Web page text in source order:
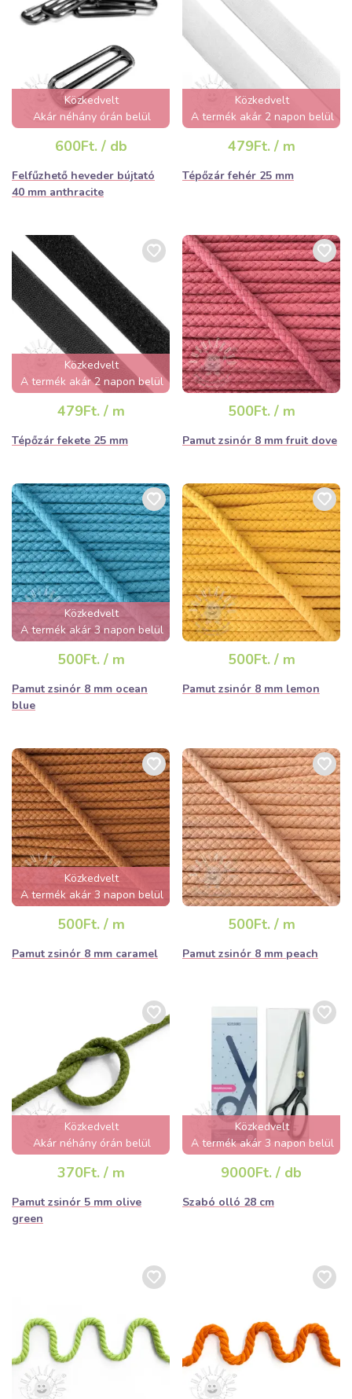
Közkedvelt
Akár néhány órán belül
600Ft. / db
Felfűzhető heveder bújtató
40 mm anthracite
Közkedvelt
A termék akár 2 napon belül
479Ft. / m
Tépőzár fehér 25 mm
Közkedvelt
A termék akár 2 napon belül
479Ft. / m
Tépőzár fekete 25 mm
500Ft. / m
Pamut zsinór 8 mm fruit dove
Közkedvelt
A termék akár 3 napon belül
500Ft. / m
Pamut zsinór 8 mm ocean
blue
500Ft. / m
Pamut zsinór 8 mm lemon
Közkedvelt
A termék akár 3 napon belül
500Ft. / m
Pamut zsinór 8 mm caramel
500Ft. / m
Pamut zsinór 8 mm peach
Közkedvelt
Akár néhány órán belül
370Ft. / m
Pamut zsinór 5 mm olive
green
Közkedvelt
A termék akár 3 napon belül
9000Ft. / db
Szabó olló 28 cm